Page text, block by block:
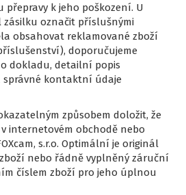
přepravy k jeho poškození. U
zásilku označit příslušnými
obsahovat reklamované zboží
doporučujeme
dokladu, detailní popis
správné kontaktní údaje
způsobem doložit, že
internetovém obchodě nebo
s.r.o. Optimální je originál
nebo řádně vyplněný záruční
číslem zboží pro jeho úplnou